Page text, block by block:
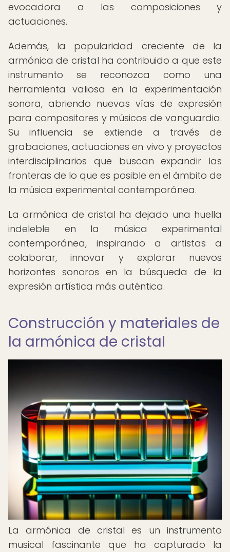
evocadora a las composiciones y
actuaciones.
Además, la popularidad creciente de la
armónica de cristal ha contribuido a que este
instrumento se reconozca como una
herramienta valiosa en la experimentación
sonora, abriendo nuevas vías de expresión
para compositores y músicos de vanguardia.
Su influencia se extiende a través de
grabaciones, actuaciones en vivo y proyectos
interdisciplinarios que buscan expandir las
fronteras de lo que es posible en el ámbito de
la música experimental contemporánea.
La armónica de cristal ha dejado una huella
indeleble en la música experimental
contemporánea, inspirando a artistas a
colaborar, innovar y explorar nuevos
horizontes sonoros en la búsqueda de la
expresión artística más auténtica.
Construcción y materiales de
la armónica de cristal
La armónica de cristal es un instrumento
musical fascinante que ha capturado la